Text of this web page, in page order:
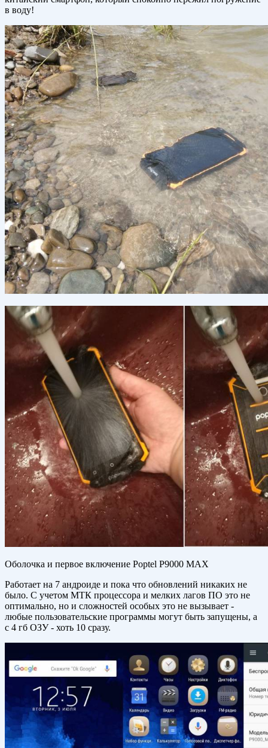
в воду!
Оболочка и первое включение Poptel P9000 MAX
Работает на 7 андроиде и пока что обновлений никаких не
было. С учетом МТК процессора и мелких лагов ПО это не
оптимально, но и сложностей особых это не вызывает -
любые пользовательские программы могут быть запущены, а
с 4 гб ОЗУ - хоть 10 сразу.